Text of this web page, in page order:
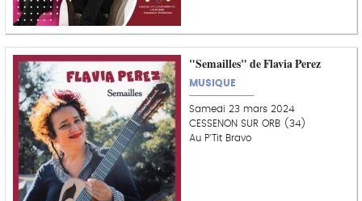
"Semailles" de Flavia Perez
MUSIQUE
Samedi 23 mars 2024
CESSENON SUR ORB (34)
Au P'Tit Bravo